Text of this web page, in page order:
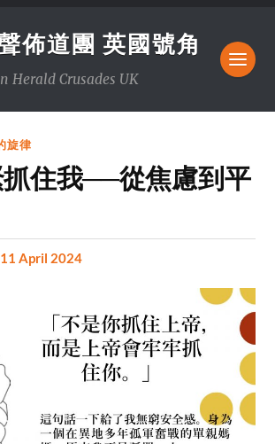
佈道團 英國號角
Herald Crusades UK
旋律
住我──從焦慮到平
11 April 2024